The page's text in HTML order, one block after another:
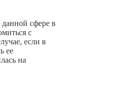
сфере в
с
если в
ее
на